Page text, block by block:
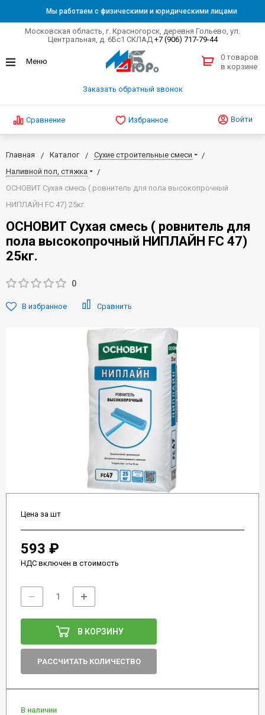
Мы работаем с физическими и юридическими лицами
Московская область, г. Красногорск, деревня Гольево, ул.
Центральная, д. 6Бс1 СКЛАД +7 (906) 717-79-44
Заказать обратный звонок
0 товаров
в корзине
Сравнение Избранное Войти
Главная Каталог
Сухие строительные смеси
Наливной пол, стяжка
ОСНОВИТ Сухая смесь ( ровнитель для пола высокопрочный
НИПЛАЙН FC 47) 25кг.
ОСНОВИТ Сухая смесь ( ровнитель для
пола высокопрочный НИПЛАЙН FC 47)
25кг.
0
В избранное Сравнить
Цена за шт
593 ₽
НДС включен в стоимость
В КОРЗИНУ
РАССЧИТАТЬ КОЛИЧЕСТВО
В наличии